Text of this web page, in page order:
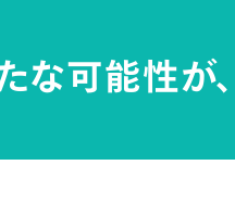
な可能性が、